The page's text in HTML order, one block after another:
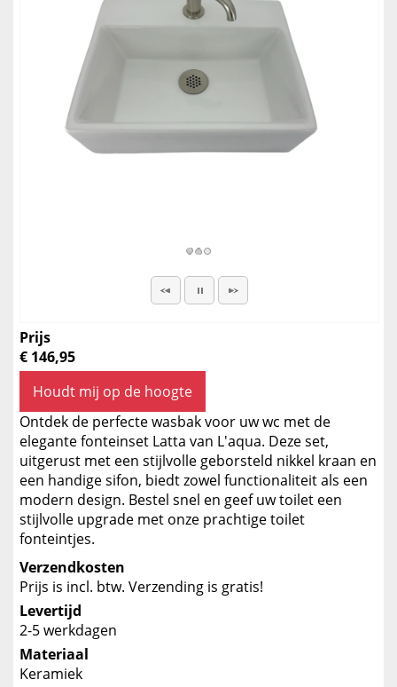
Prijs
€ 146,95
Houdt mij op de hoogte
Ontdek de perfecte wasbak voor uw wc met de
elegante fonteinset Latta van L'aqua. Deze set,
uitgerust met een stijlvolle geborsteld nikkel kraan en
een handige sifon, biedt zowel functionaliteit als een
modern design. Bestel snel en geef uw toilet een
stijlvolle upgrade met onze prachtige toilet
fonteintjes.
Verzendkosten
Prijs is incl. btw. Verzending is gratis!
Levertijd
2-5 werkdagen
Materiaal
Keramiek